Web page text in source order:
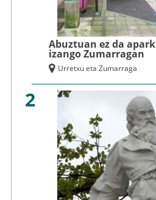
Abuztuan ez da
izango Zumarragan
Urretxu eta Zumarraga
2